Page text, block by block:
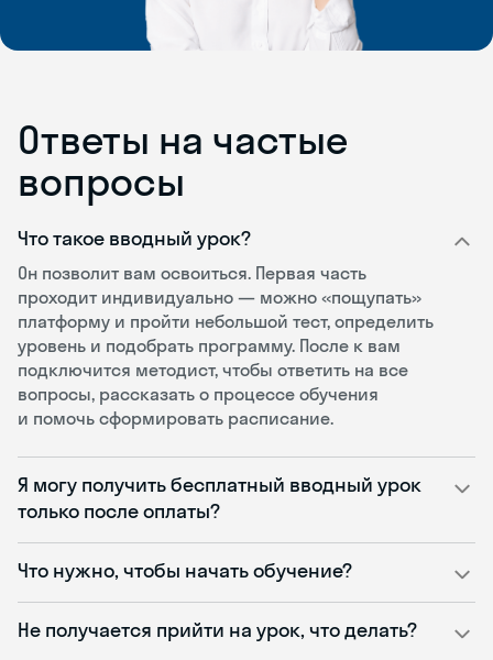
Ответы на частые
вопросы
Что такое вводный урок?
Он позволит вам освоиться. Первая часть
проходит индивидуально — можно «пощупать»
платформу и пройти небольшой тест, определить
уровень и подобрать программу. После к вам
подключится методист, чтобы ответить на все
вопросы, рассказать о процессе обучения
и помочь сформировать расписание.
Я могу получить бесплатный вводный урок
только после оплаты?
Что нужно, чтобы начать обучение?
Не получается прийти на урок, что делать?